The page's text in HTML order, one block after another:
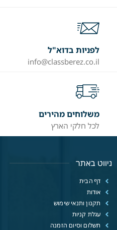
לפניות בדוא"ל
info@classberez.co.il
משלוחים מהירים
לכל חלקי הארץ
ניווט באתר
דף הבית
אודות
תקנון ותנאי שימוש
עגלת קניות
תשלום וסיום הזמנה